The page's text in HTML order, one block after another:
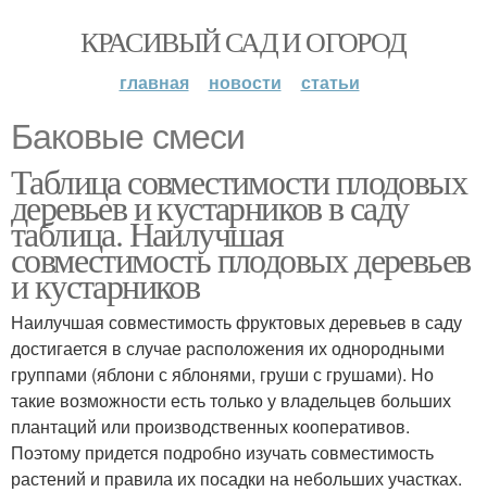
КРАСИВЫЙ САД И ОГОРОД
главная новости статьи
Баковые смеси
Таблица совместимости плодовых
деревьев и кустарников в саду
таблица. Наилучшая
совместимость плодовых деревьев
и кустарников
Наилучшая совместимость фруктовых деревьев в саду
достигается в случае расположения их однородными
группами (яблони с яблонями, груши с грушами). Но
такие возможности есть только у владельцев больших
плантаций или производственных кооперативов.
Поэтому придется подробно изучать совместимость
растений и правила их посадки на небольших участках.